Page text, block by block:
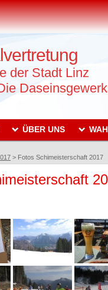
der Stadt Linz
ÜBER UNS
> Fotos Schimeisterschaft 2017